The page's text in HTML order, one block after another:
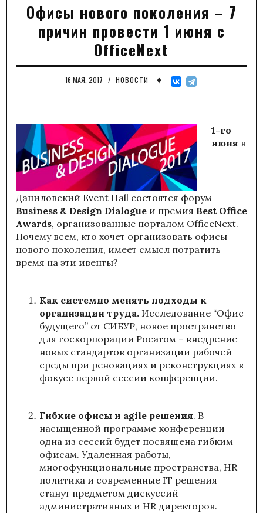
Офисы нового поколения – 7
причин провести 1 июня с
OfficeNext
16 МАЯ, 2017 / НОВОСТИ ♦
1-го
июня в
Даниловский Event Hall состоятся форум
Business & Design Dialogue и премия Best Office
Awards, организованные порталом OfficeNext.
Почему всем, кто хочет организовать офисы
нового поколения, имеет смысл потратить
время на эти ивенты?
Как системно менять подходы к
организации труда. Исследование “Офис
будущего” от СИБУР, новое пространство
для госкорпорации Росатом – внедрение
новых стандартов организации рабочей
среды при реновациях и реконструкциях в
фокусе первой сессии конференции.
Гибкие офисы и agile решения. В
насыщенной программе конференции
одна из сессий будет посвящена гибким
офисам. Удаленная работы,
многофункциональные пространства, HR
политика и современные IT решения
станут предметом дискуссий
административных и HR директоров.